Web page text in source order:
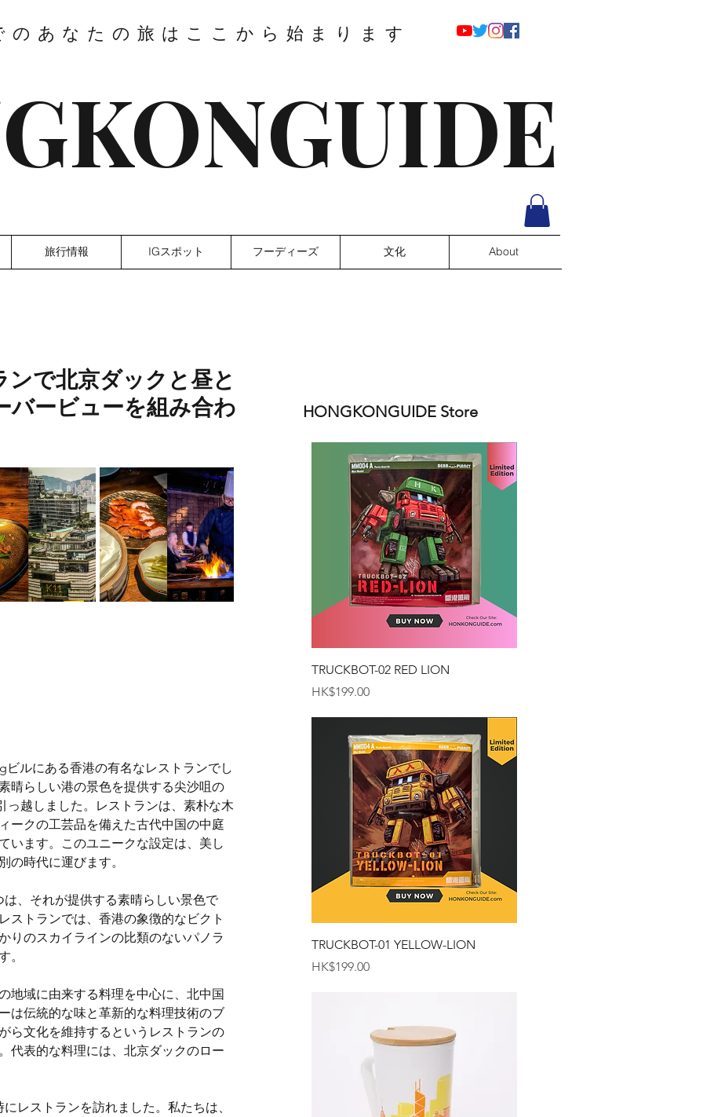
のあなたの旅はここから始まります
旅行情報 IGスポット フーディーズ 文化 About
HONGKONGUIDE Store
クイックビュー
TRUCKBOT-02 RED LION
価格
HK$199.00
クイックビュー
TRUCKBOT-01 YELLOW-LION
価格
HK$199.00
で北京ダックと昼と
バービューを組み合わ
ルにある香港の有名なレストランでし
晴らしい港の景色を提供する尖沙咀の
っ越しました。レストランは、素朴な木
ークの工芸品を備えた古代中国の中庭
います。このユニークな設定は、美し
の時代に運びます。
、それが提供する素晴らしい景色で
ストランでは、香港の象徴的なビクト
りのスカイラインの比類のないパノラ
。
地域に由来する料理を中心に、北中国
は伝統的な味と革新的な料理技術のブ
ら文化を維持するというレストランの
代表的な料理には、北京ダックのロー
レストランを訪れました。私たちは、